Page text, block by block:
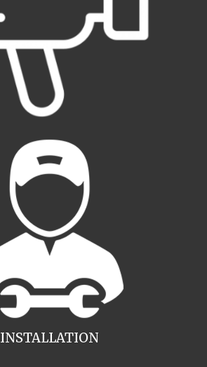
INSTALLATION